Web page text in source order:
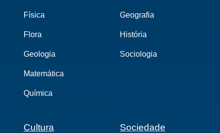
Física
Flora
Geologia
Matemática
Química
Geografia
História
Sociologia
Cultura Sociedade